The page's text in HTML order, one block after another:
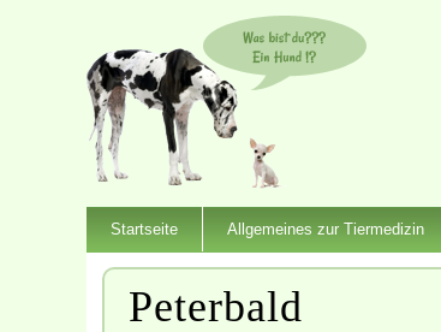
Startseite Allgemeines zur Tiermedizin
Peterbald